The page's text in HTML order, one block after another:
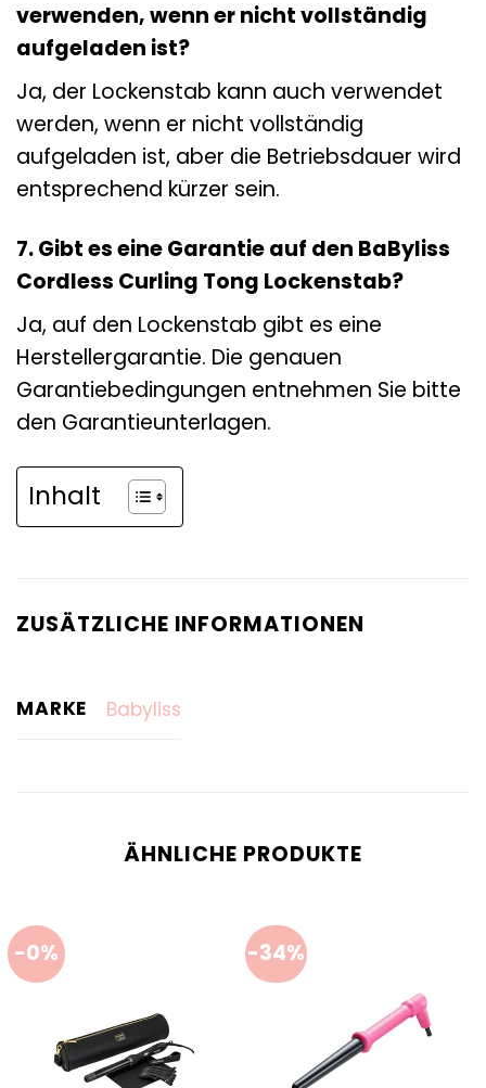
verwenden, wenn er nicht vollständig
aufgeladen ist?
Ja, der Lockenstab kann auch verwendet
werden, wenn er nicht vollständig
aufgeladen ist, aber die Betriebsdauer wird
entsprechend kürzer sein.
7. Gibt es eine Garantie auf den BaByliss
Cordless Curling Tong Lockenstab?
Ja, auf den Lockenstab gibt es eine
Herstellergarantie. Die genauen
Garantiebedingungen entnehmen Sie bitte
den Garantieunterlagen.
Inhalt
ZUSÄTZLICHE INFORMATIONEN
MARKE Babyliss
ÄHNLICHE PRODUKTE
-0% -34%